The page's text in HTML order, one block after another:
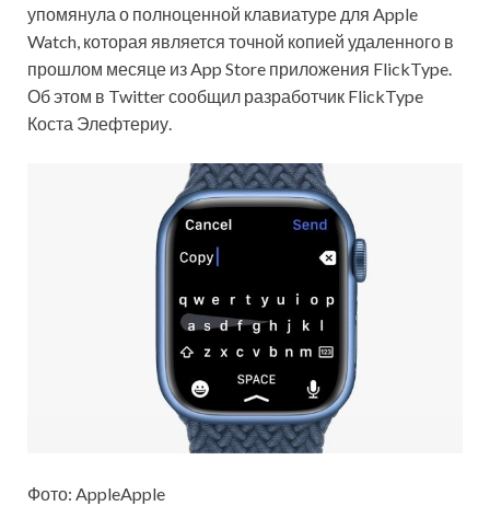
упомянула о полноценной клавиатуре для Apple
Watch, которая является точной копией удаленного в
прошлом месяце из App Store приложения FlickType.
Об этом в Twitter сообщил разработчик FlickType
Коста Элефтериу.
Фото: AppleApple